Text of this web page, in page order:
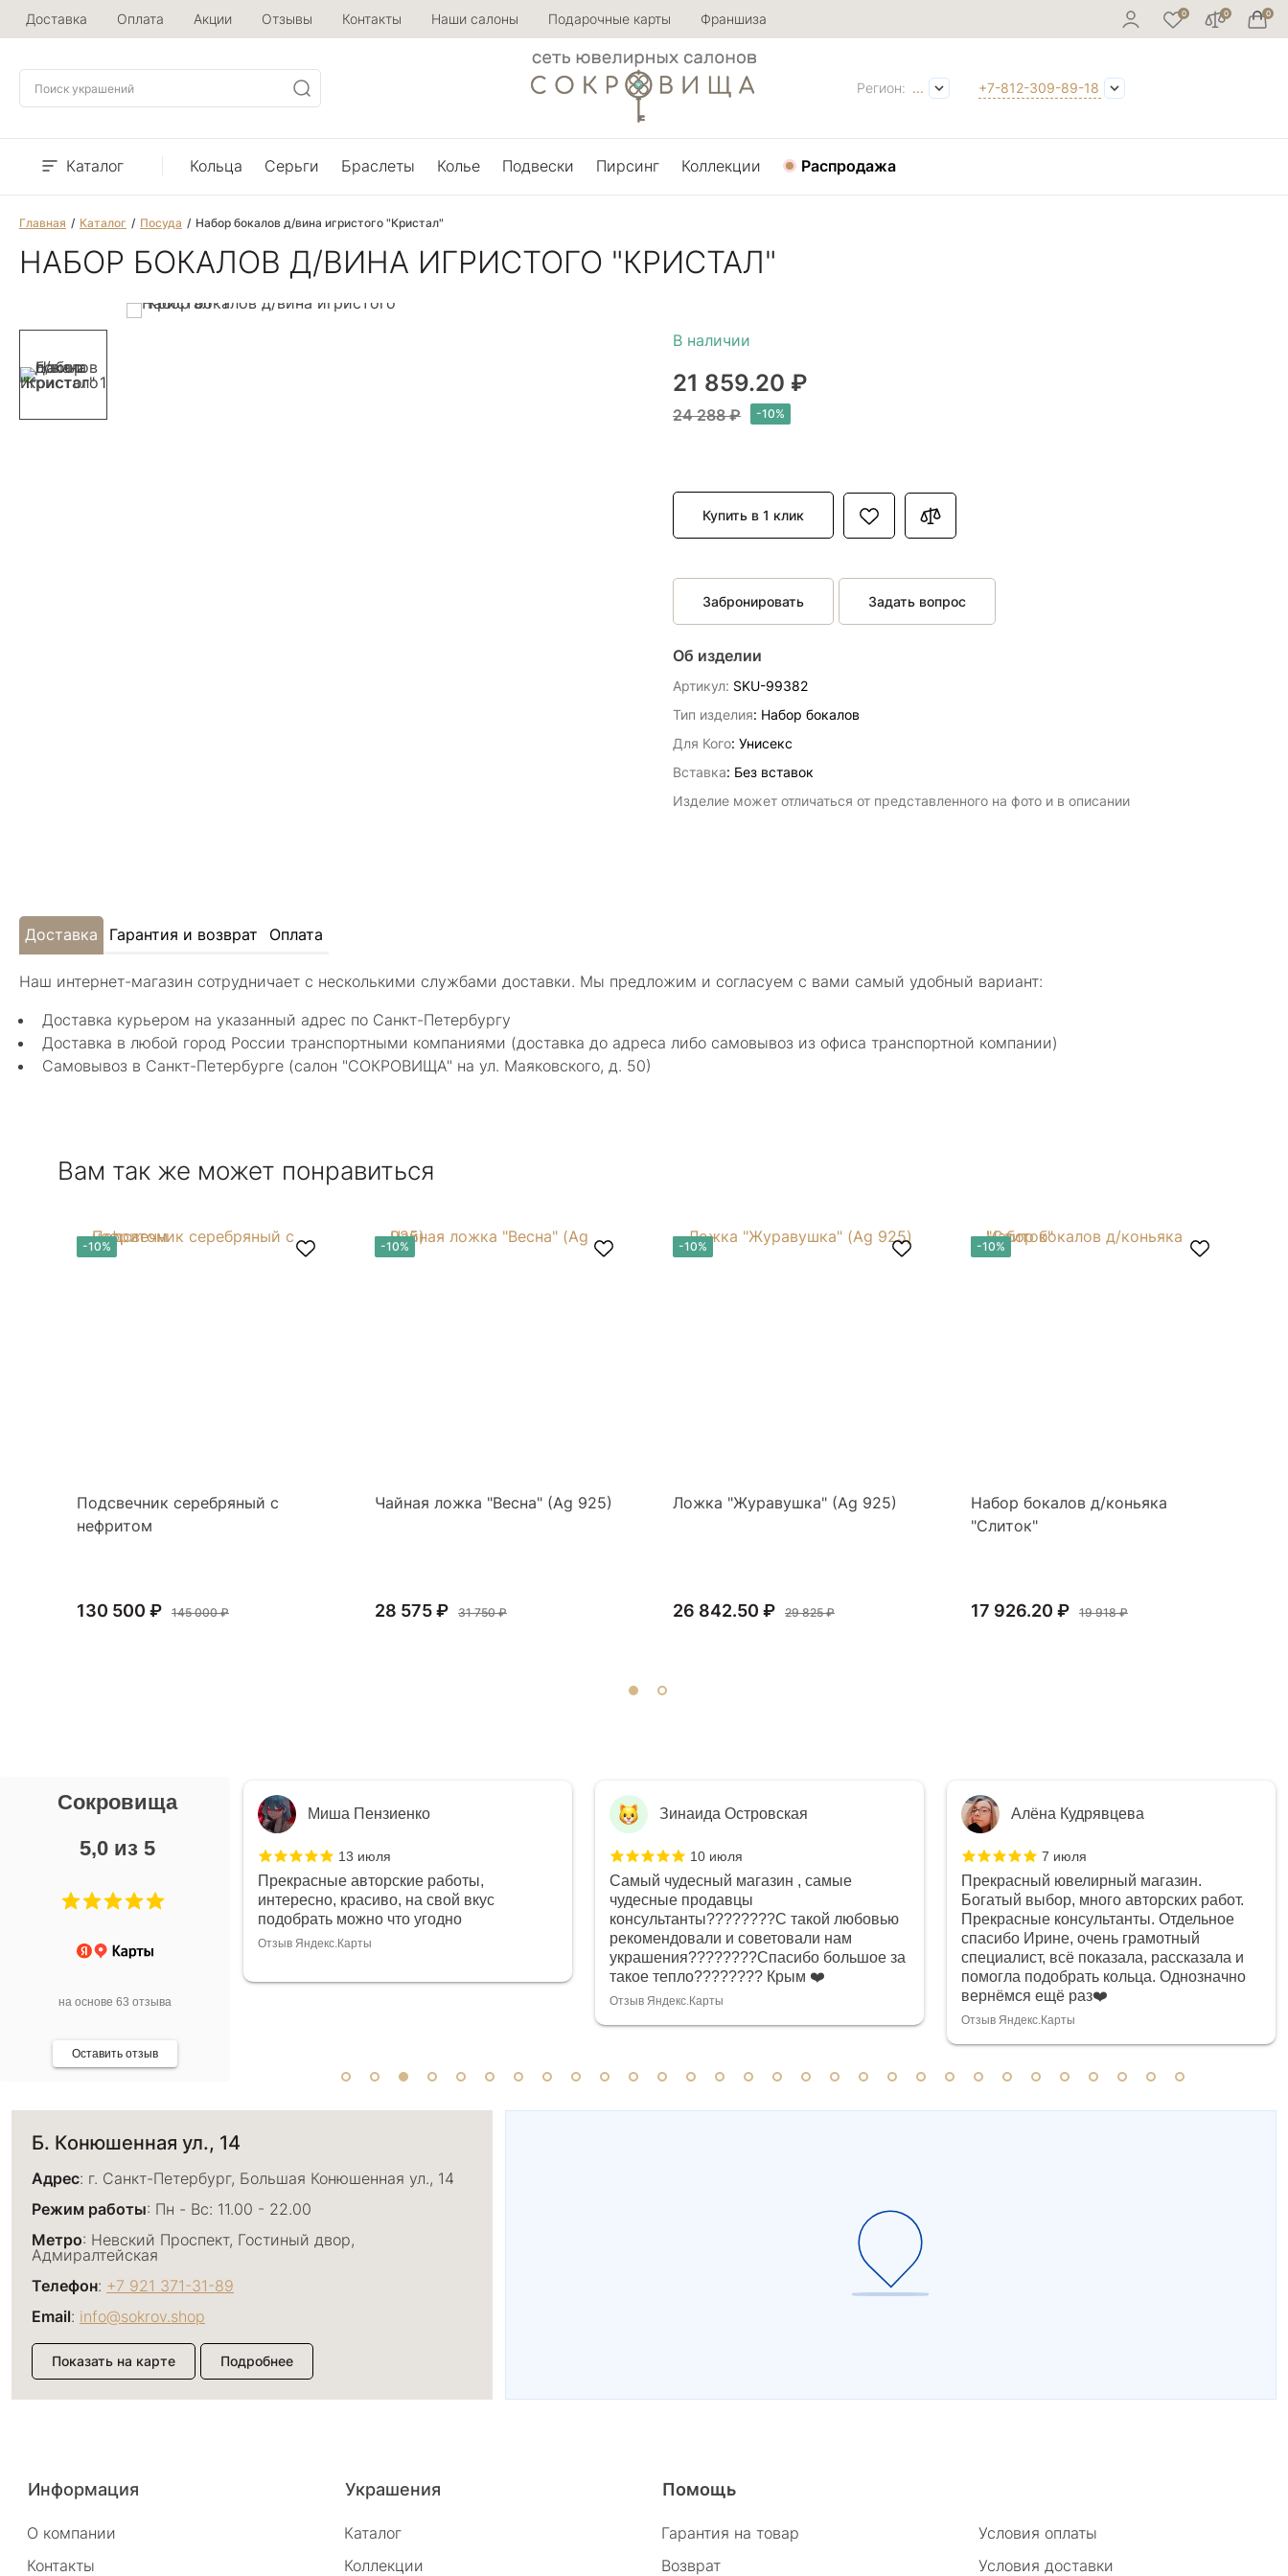
Доставка Оплата Акции Отзывы Контакты Наши салоны Подарочные карты Франшиза
Регион: ... +7-812-309-89-18
Каталог Кольца Серьги Браслеты Колье Подвески Пирсинг Коллекции Распродажа
Главная Каталог Посуда Набор бокалов д/вина игристого "Кристал"
НАБОР БОКАЛОВ Д/ВИНА ИГРИСТОГО "КРИСТАЛ"
21 859.20 ₽
24 288 ₽
Купить в 1 клик
Забронировать Задать вопрос
Об изделии
Артикул: SKU-99382
Тип изделия: Набор бокалов
Для Кого: Унисекс
Вставка: Без вставок
Изделие может отличаться от представленного на фото и в описании
Доставка Гарантия и возврат Оплата
Наш интернет-магазин сотрудничает с несколькими службами доставки. Мы предложим и согласуем с вами самый удобный вариант:
Доставка курьером на указанный адрес по Санкт-Петербургу
Доставка в любой город России транспортными компаниями (доставка до адреса либо самовывоз из офиса транспортной компании)
Самовывоз в Санкт-Петербурге (салон "СОКРОВИЩА" на ул. Маяковского, д. 50)
Вам так же может понравиться
-10%
Подсвечник серебряный с
нефритом
130 500 ₽ 145 000 ₽
-10%
Чайная ложка "Весна" (Ag 925)
28 575 ₽ 31 750 ₽
-10%
Ложка "Журавушка" (Ag 925)
26 842.50 ₽ 29 825 ₽
-10%
Набор бокалов д/коньяка
"Слиток"
17 926.20 ₽ 19 918 ₽
Сокровища
5,0 из 5
на основе 63 отзыва
Оставить отзыв
и завораживает
Миша Пензиенко
13 июля
Прекрасные авторские работы,
интересно, красиво, на свой вкус
подобрать можно что угодно
Отзыв Яндекс.Карты
Зинаида Островская
10 июля
Самый чудесный магазин , самые
чудесные продавцы
консультанты????????С такой любовью
рекомендовали и советовали нам
украшения????????Спасибо большое за
такое тепло???????? Крым ❤️
Отзыв Яндекс.Карты
Алёна Кудрявцева
7 июля
Прекрасный ювелирный магазин.
Богатый выбор, много авторских работ.
Прекрасные консультанты. Отдельное
спасибо Ирине, очень грамотный
специалист, всё показала, рассказала и
помогла подобрать кольца. Однозначно
вернёмся ещё раз❤️
Отзыв Яндекс.Карты
Б. Конюшенная ул., 14
Адрес: г. Санкт-Петербург, Большая Конюшенная ул., 14
Режим работы: Пн - Вс: 11.00 - 22.00
Метро: Невский Проспект, Гостиный двор,
Адмиралтейская
Телефон: +7 921 371-31-89
Email: info@sokrov.shop
Показать на карте Подробнее
Адрес: г. Санкт-Петербург, Большой проспект П.С., 26/2
Метро: Спортивная, Чкаловская, Петроградская
Информация
О компании
Контакты
Украшения
Каталог
Коллекции
Помощь
Гарантия на товар
Возврат
Условия оплаты
Условия доставки